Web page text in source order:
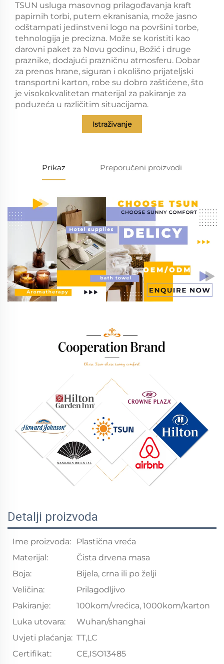
TSUN usluga masovnog prilagođavanja kraft
papirnih torbi, putem ekranisania, može jasno
odštampati jedinstveni logo na površini torbe,
tehnologija je precizna. Može se koristiti kao
darovni paket za Novu godinu, Božić i druge
praznike, dodajući prazničnu atmosferu. Dobar
za prenos hrane, siguran i okolišno prijateljski
transportni karton, robe su dobro zaštićene, što
je visokokvalitetan materijal za pakiranje za
poduzeća u različitim situacijama.
Istraživanje
Prikaz Preporučeni proizvodi
Detalji proizvoda
Ime proizvoda:
Plastična vreća
Materijal:
Čista drvena masa
Boja:
Bijela, crna ili po želji
Veličina:
Prilagodljivo
Pakiranje:
100kom/vrećica, 1000kom/karton
Luka utovara:
Wuhan/shanghai
Uvjeti plaćanja: TT,LC
Certifikat:
CE,ISO13485